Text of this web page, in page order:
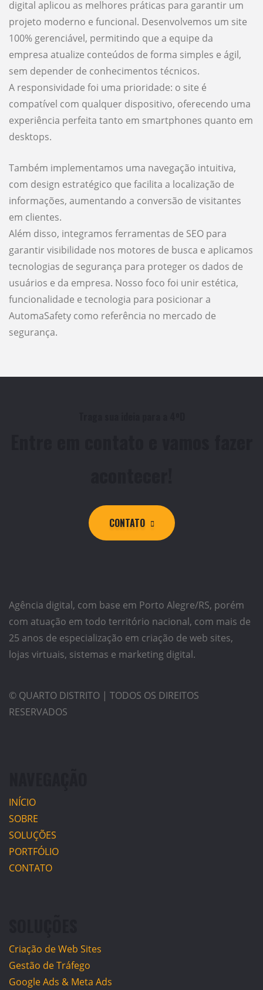
digital aplicou as melhores práticas para garantir um
projeto moderno e funcional. Desenvolvemos um site
100% gerenciável, permitindo que a equipe da
empresa atualize conteúdos de forma simples e ágil,
sem depender de conhecimentos técnicos.
A responsividade foi uma prioridade: o site é
compatível com qualquer dispositivo, oferecendo uma
experiência perfeita tanto em smartphones quanto em
desktops.
Também implementamos uma navegação intuitiva,
com design estratégico que facilita a localização de
informações, aumentando a conversão de visitantes
em clientes.
Além disso, integramos ferramentas de SEO para
garantir visibilidade nos motores de busca e aplicamos
tecnologias de segurança para proteger os dados de
usuários e da empresa. Nosso foco foi unir estética,
funcionalidade e tecnologia para posicionar a
AutomaSafety como referência no mercado de
segurança.
CONTATO
Agência digital, com base em Porto Alegre/RS, porém
com atuação em todo território nacional, com mais de
25 anos de especialização em criação de web sites,
lojas virtuais, sistemas e marketing digital.
© QUARTO DISTRITO | TODOS OS DIREITOS
RESERVADOS
INÍCIO
SOBRE
SOLUÇÕES
PORTFÓLIO
CONTATO
Criação de Web Sites
Gestão de Tráfego
Google Ads & Meta Ads